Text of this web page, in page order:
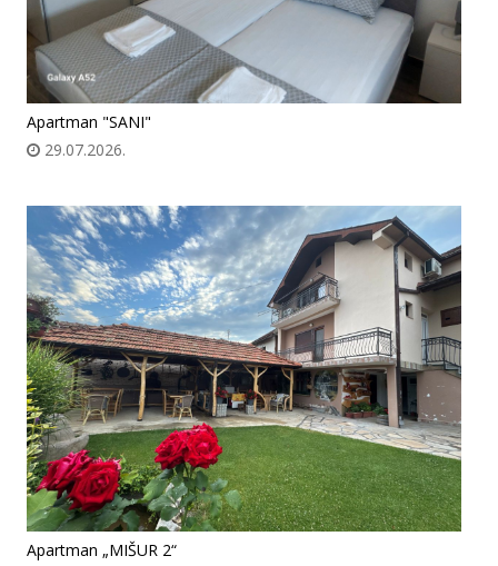
Apartman "SANI"
29.07.2026.
Apartman „MIŠUR 2“